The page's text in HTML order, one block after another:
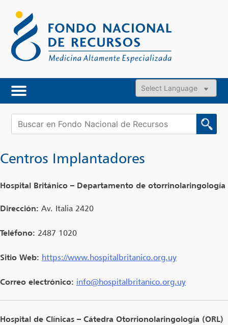
content
Powered by
Buscar:
Centros Implantadores
Hospital Británico – Departamento de otorrinolaringología
Dirección: Av. Italia 2420
Teléfono: 2487 1020
Sitio Web: https://www.hospitalbritanico.org.uy
Correo electrónico: info@hospitalbritanico.org.uy
Hospital de Clínicas – Cátedra Otorrionolaringología (ORL)